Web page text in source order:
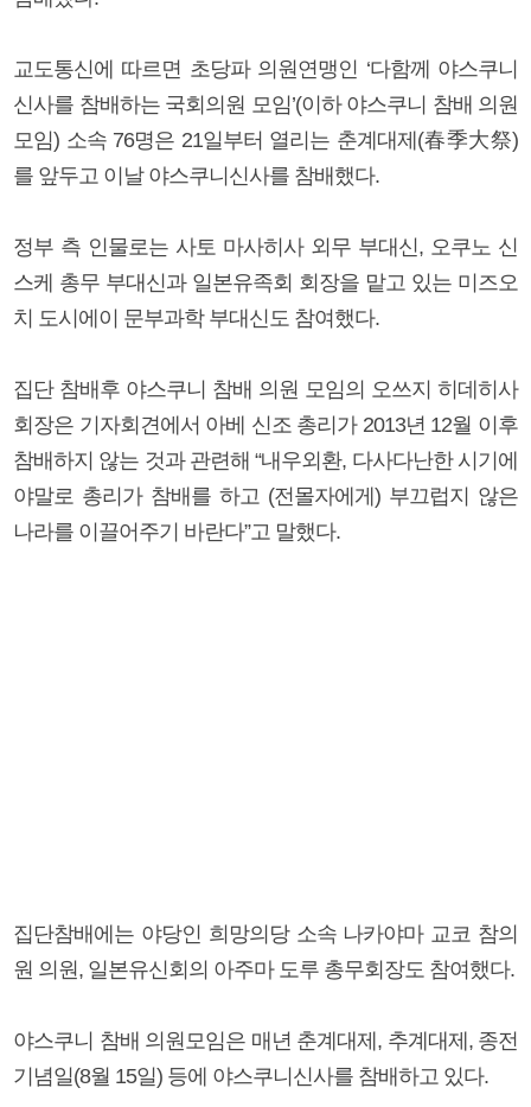
교도통신에 따르면 초당파 의원연맹인 ‘다함께 야스쿠니
신사를 참배하는 국회의원 모임’(이하 야스쿠니 참배 의원
모임) 소속 76명은 21일부터 열리는 춘계대제(春季大祭)
를 앞두고 이날 야스쿠니신사를 참배했다.
정부 측 인물로는 사토 마사히사 외무 부대신, 오쿠노 신
스케 총무 부대신과 일본유족회 회장을 맡고 있는 미즈오
치 도시에이 문부과학 부대신도 참여했다.
집단 참배후 야스쿠니 참배 의원 모임의 오쓰지 히데히사
회장은 기자회견에서 아베 신조 총리가 2013년 12월 이후
참배하지 않는 것과 관련해 “내우외환, 다사다난한 시기에
야말로 총리가 참배를 하고 (전몰자에게) 부끄럽지 않은
나라를 이끌어주기 바란다”고 말했다.
집단참배에는 야당인 희망의당 소속 나카야마 교코 참의
원 의원, 일본유신회의 아주마 도루 총무회장도 참여했다.
야스쿠니 참배 의원모임은 매년 춘계대제, 추계대제, 종전
기념일(8월 15일) 등에 야스쿠니신사를 참배하고 있다.